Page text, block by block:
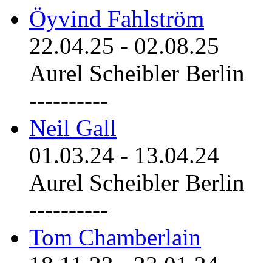
Öyvind Fahlström
22.04.25 - 02.08.25
Aurel Scheibler Berlin
----------
Neil Gall
01.03.24 - 13.04.24
Aurel Scheibler Berlin
----------
Tom Chamberlain